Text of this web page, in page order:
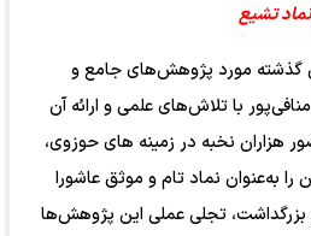
تشیع
گذشته مورد پژوهش‌های جامع و
با تلاش‌های علمی و ارائه آن
هزاران نخبه در زمینه های حوزوی،
را به‌عنوان نماد تام و موثق عاشورا
تجلی عملی این پژوهش‌ها